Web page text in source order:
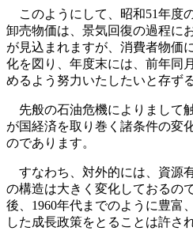
このようにして、昭和51年度
卸売物価は、景気回復の過程に
が見込まれますが、消費者物価
化を図り、年度末には、前年同
めるよう努力いたしたいと存ず
先般の石油危機によりまして
が国経済を取り巻く諸条件の変
のであります。
すなわち、対外的には、資源
の構造は大きく変化しておるの
後、1960年代までのように豊富
した成長政策をとることは許さ